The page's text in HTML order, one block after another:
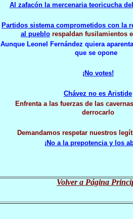
Al zafacón la mercenaria teoricucha
Partidos sistema comprometidos con la
al pueblo respaldan fusilamientos
Aunque Leonel Fernández quiera
que se opone
¡No votes!
Chávez no es Aristide
Enfrenta a las fuerzas de las
derrocarlo
Demandamos respetar nuestros
¡No a la prepotencia y los
Volver a Página